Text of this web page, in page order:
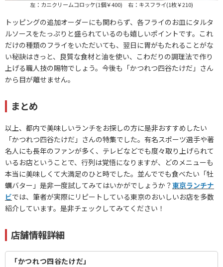
左：カニクリームコロッケ(1個￥400) 右：キスフライ(1枚￥210)
トッピングの追加オーダーにも関わらず、各フライのお皿にタルタ
ルソースをたっぷりと盛られているのも嬉しいポイントです。これ
だけの種類のフライをいただいても、翌日に胃がもたれることがな
い秘訣はきっと、良質な食材と油を使い、こわだりの調理法で作り
上げる職人技の賜物でしょう。今後も「かつれつ四谷たけだ」さん
から目が離せません。
まとめ
以上、都内で美味しいランチをお探しの方に是非おすすめしたい
「かつれつ四谷たけだ」さんの特集でした。有名スポーツ選手や著
名人にも長年のファンが多く、テレビなどでも度々取り上げられて
いるお店ということで、行列は覚悟になりますが、どのメニューも
本当に美味しくて大満足のひと時でした。並んででも食べたい「牡
蠣バター」是非一度試してみてはいかがでしょうか？東京ランチナ
ビでは、筆者が実際にリピートしている東京のおいしいお店を多数
紹介しています。是非チェックしてみてください！
店舗情報詳細
「かつれつ四谷たけだ」